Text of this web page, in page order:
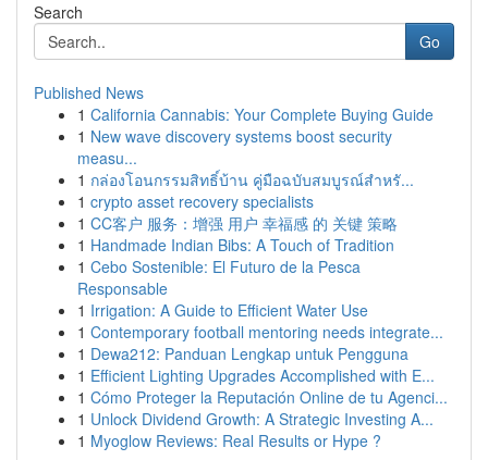
Search
Go
Published News
1 California Cannabis: Your Complete Buying Guide
1 New wave discovery systems boost security
measu...
1 กล่องโอนกรรมสิทธิ์บ้าน คู่มือฉบับสมบูรณ์สำหรั...
1 crypto asset recovery specialists
1 CC客户 服务：增强 用户 幸福感 的 关键 策略
1 Handmade Indian Bibs: A Touch of Tradition
1 Cebo Sostenible: El Futuro de la Pesca
Responsable
1 Irrigation: A Guide to Efficient Water Use
1 Contemporary football mentoring needs integrate...
1 Dewa212: Panduan Lengkap untuk Pengguna
1 Efficient Lighting Upgrades Accomplished with E...
1 Cómo Proteger la Reputación Online de tu Agenci...
1 Unlock Dividend Growth: A Strategic Investing A...
1 Myoglow Reviews: Real Results or Hype ?